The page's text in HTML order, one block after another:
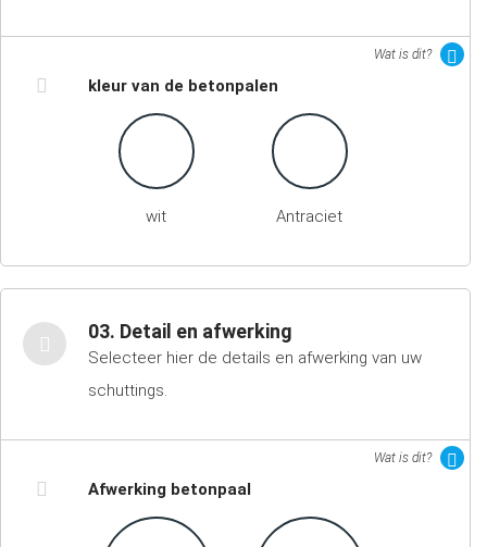
Wat is dit?
kleur van de betonpalen
wit Antraciet
03. Detail en afwerking
Selecteer hier de details en afwerking van uw
schuttings.
Wat is dit?
Afwerking betonpaal